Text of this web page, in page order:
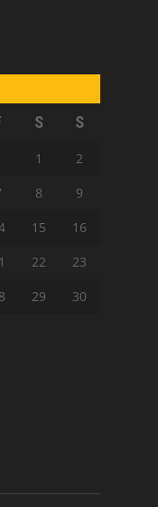
S S
1
2
8
9
15
16
22
23
29
30